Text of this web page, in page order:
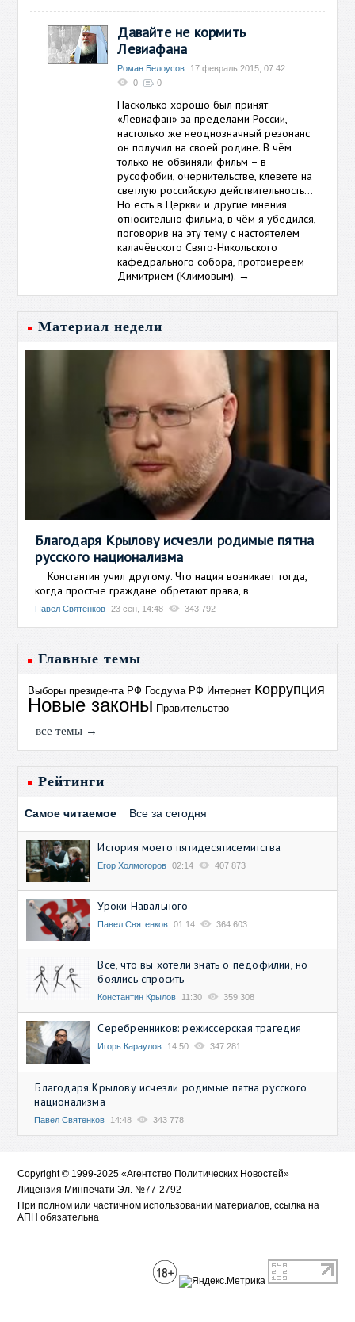
Давайте не кормить
Левиафана
Роман Белоусов
17 февраль 2015, 07:42
0
0
Насколько хорошо был принят
«Левиафан» за пределами России,
настолько же неоднозначный резонанс
он получил на своей родине. В чём
только не обвиняли фильм – в
русофобии, очернительстве, клевете на
светлую российскую действительность…
Но есть в Церкви и другие мнения
относительно фильма, в чём я убедился,
поговорив на эту тему с настоятелем
калачёвского Свято-Никольского
кафедрального собора, протоиереем
Димитрием (Климовым). →
Материал недели
Благодаря Крылову исчезли родимые пятна
русского национализма
Константин учил другому. Что нация возникает тогда,
когда простые граждане обретают права, в
Павел Святенков 23 сен, 14:48 343 792
Главные темы
Выборы президента РФ Госдума РФ Интернет Коррупция
Новые законы Правительство
все темы →
Рейтинги
Самое читаемое Все за сегодня
История моего пятидесятисемитства
Егор Холмогоров 02:14 407 873
Уроки Навального
Павел Святенков 01:14 364 603
Всё, что вы хотели знать о педофилии, но
боялись спросить
Константин Крылов 11:30 359 308
Серебренников: режиссерская трагедия
Игорь Караулов 14:50 347 281
Благодаря Крылову исчезли родимые пятна русского
национализма
Павел Святенков 14:48 343 778
Copyright © 1999-2025 «Агентство Политических Новостей»
Лицензия Минпечати Эл. №77-2792
При полном или частичном использовании материалов, ссылка на
АПН обязательна